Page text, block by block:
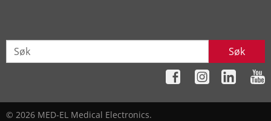
Søk
© 2026 MED-EL Medical Electronics.